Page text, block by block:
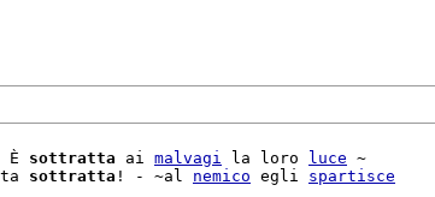
sottratta ai malvagi la loro luce ~
sottratta ! - ~al nemico egli spartisce